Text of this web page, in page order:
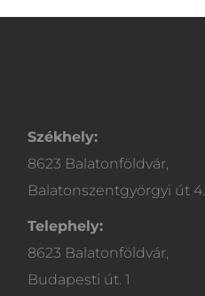
Székhely:
8623 Balatonföldvár,
Balatonszentgyörgyi út 4.
Telephely:
8623 Balatonföldvár,
Budapesti út. 1